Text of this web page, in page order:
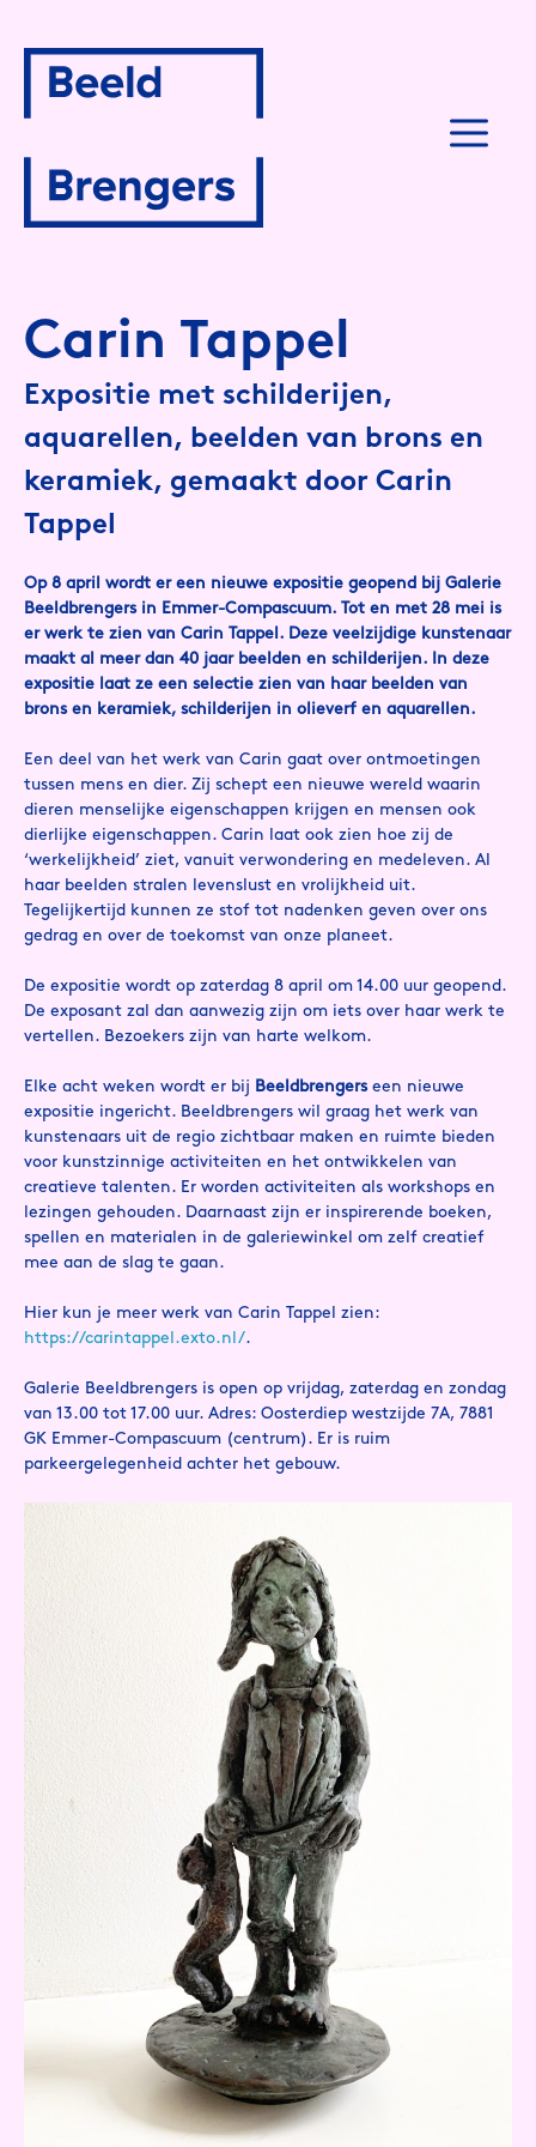
inhoud
Carin Tappel
Expositie met schilderijen,
aquarellen, beelden van brons en
keramiek, gemaakt door Carin
Tappel
Op 8 april wordt er een nieuwe expositie geopend bij Galerie
Beeldbrengers in Emmer-Compascuum. Tot en met 28 mei is
er werk te zien van Carin Tappel. Deze veelzijdige kunstenaar
maakt al meer dan 40 jaar beelden en schilderijen. In deze
expositie laat ze een selectie zien van haar beelden van
brons en keramiek, schilderijen in olieverf en aquarellen.
Een deel van het werk van Carin gaat over ontmoetingen
tussen mens en dier. Zij schept een nieuwe wereld waarin
dieren menselijke eigenschappen krijgen en mensen ook
dierlijke eigenschappen. Carin laat ook zien hoe zij de
‘werkelijkheid’ ziet, vanuit verwondering en medeleven. Al
haar beelden stralen levenslust en vrolijkheid uit.
Tegelijkertijd kunnen ze stof tot nadenken geven over ons
gedrag en over de toekomst van onze planeet.
De expositie wordt op zaterdag 8 april om 14.00 uur geopend.
De exposant zal dan aanwezig zijn om iets over haar werk te
vertellen. Bezoekers zijn van harte welkom.
Elke acht weken wordt er bij Beeldbrengerseen nieuwe
expositie ingericht. Beeldbrengers wil graag het werk van
kunstenaars uit de regio zichtbaar maken en ruimte bieden
voor kunstzinnige activiteiten en het ontwikkelen van
creatieve talenten. Er worden activiteiten als workshops en
lezingen gehouden. Daarnaast zijn er inspirerende boeken,
spellen en materialen in de galeriewinkel om zelf creatief
mee aan de slag te gaan.
Hier kun je meer werk van Carin Tappel zien:
https://carintappel.exto.nl/.
Galerie Beeldbrengers is open op vrijdag, zaterdag en zondag
van 13.00 tot 17.00 uur. Adres: Oosterdiep westzijde 7A, 7881
GK Emmer-Compascuum (centrum). Er is ruim
parkeergelegenheid achter het gebouw.